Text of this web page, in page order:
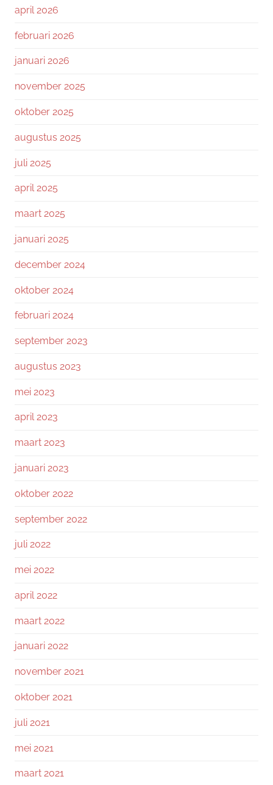
april 2026
februari 2026
januari 2026
november 2025
oktober 2025
augustus 2025
juli 2025
april 2025
maart 2025
januari 2025
december 2024
oktober 2024
februari 2024
september 2023
augustus 2023
mei 2023
april 2023
maart 2023
januari 2023
oktober 2022
september 2022
juli 2022
mei 2022
april 2022
maart 2022
januari 2022
november 2021
oktober 2021
juli 2021
mei 2021
maart 2021